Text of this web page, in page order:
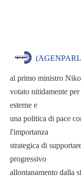
al primo ministro
votato nitidamente
esterne e
una politica di pace
l'importanza
strategica di
progressivo
allontanamento dalla